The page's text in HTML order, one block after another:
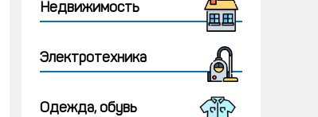
Недвижимость
Электротехника
Одежда, обувь